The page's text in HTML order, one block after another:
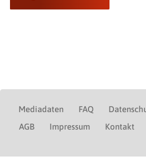
Mediadaten FAQ
AGB
Impressum Kontakt